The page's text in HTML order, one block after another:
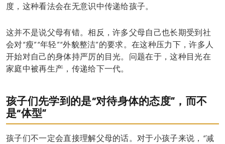
度，这种看法会在无意识中传递给孩子。
这并不是说父母有错。相反，许多父母自己也长期受到社
会对“瘦”“年轻”“外貌整洁”的要求。在这种压力下，许多人
开始对自己的身体持严厉的目光。问题在于，这种目光在
家庭中被再生产，传递给下一代。
孩子们先学到的是“对待身体的态度”，而不
是“体型”
孩子们不一定会直接理解父母的话。对于小孩子来说，“减